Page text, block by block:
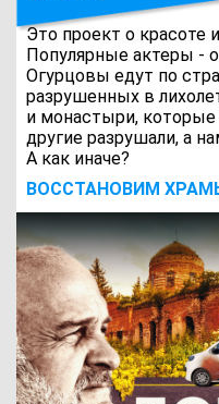
Это проект о красоте
Популярные актеры -
Огурцовы едут по
разрушенных в
и монастыри,
другие разрушали, а
А как иначе?
ВОCСТАНОВИМ